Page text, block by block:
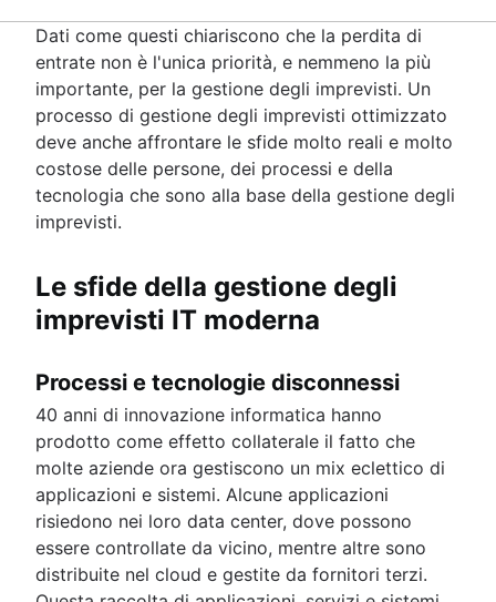
Processo
Best practice
Ruoli e responsabilità
Advisory board per le modifiche
Tipi di gestione delle modifiche
Gestione delle conoscenze
Panoramica
Cos'è una knowledge base
Che cos'è il knowledge-centered service (KCS)
Knowledge base self-service
Gestione dei servizi aziendali
Panoramica
Gestione ed erogazione dei servizi delle risorse
umane
Best practice per l'automazione delle risorse
Comprendere il processo di offboarding
Strategie di gestione dell'esperienza dei
Piattaforme di esperienza dei dipendenti
Flusso di lavoro di onboarding
Checklist di onboarding dei dipendenti
Servizio di consegna IT
Software di help desk delle risorse umane
Centro servizi delle risorse umane
Gestione dei casi per le risorse umane
Strumenti di gestione delle modifiche
Automazione delle risorse umane
ITIL
Panoramica
DevOps e ITIL a confronto
Transizione dei servizi ITIL
Miglioramento continuo del servizio
Operazioni IT
Gestione dell'infrastruttura IT
Infrastruttura di rete
Gestione delle operazioni IT
Panoramica
Mappatura dei servizi
Mappatura delle dipendenze delle applicazioni
Infrastruttura IT
Dati come questi chiariscono che la perdita di
entrate non è l'unica priorità, e nemmeno la più
importante, per la gestione degli imprevisti. Un
processo di gestione degli imprevisti ottimizzato
deve anche affrontare le sfide molto reali e molto
costose delle persone, dei processi e della
tecnologia che sono alla base della gestione degli
imprevisti.
Le sfide della gestione degli
imprevisti IT moderna
Processi e tecnologie disconnessi
40 anni di innovazione informatica hanno
prodotto come effetto collaterale il fatto che
molte aziende ora gestiscono un mix eclettico di
applicazioni e sistemi. Alcune applicazioni
risiedono nei loro data center, dove possono
essere controllate da vicino, mentre altre sono
distribuite nel cloud e gestite da fornitori terzi.